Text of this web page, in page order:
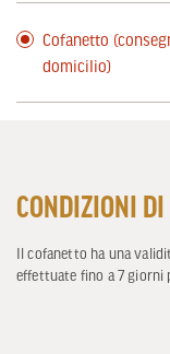
Cofanetto
domicilio)
CONDIZIONI
Il cofanetto ha una
effettuate fino a 7 giorni